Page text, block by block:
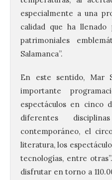
especialmente a una
calidad que ha llenado
patrimoniales
Salamanca”.
En este sentido, Mar
importante
espectáculos en cinco
diferentes
contemporáneo, el
literatura, los
tecnologías, entre
disfrutar en torno a